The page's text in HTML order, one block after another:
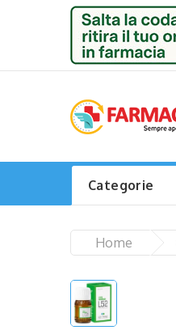
Categorie
Home